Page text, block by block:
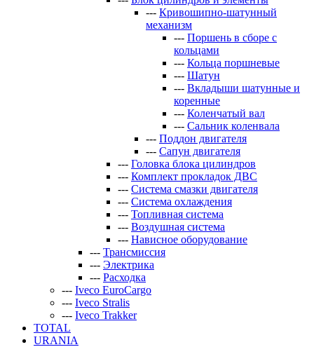
--- Кривошипно-шатунный
механизм
--- Поршень в сборе с
кольцами
--- Кольца поршневые
--- Шатун
--- Вкладыши шатунные и
коренные
--- Коленчатый вал
--- Сальник коленвала
--- Поддон двигателя
--- Сапун двигателя
--- Головка блока цилиндров
--- Комплект прокладок ДВС
--- Система смазки двигателя
--- Система охлаждения
--- Топливная система
--- Воздушная система
--- Нависное оборудование
--- Трансмиссия
--- Электрика
--- Расходка
--- Iveco EuroCargo
--- Iveco Stralis
--- Iveco Trakker
TOTAL
URANIA